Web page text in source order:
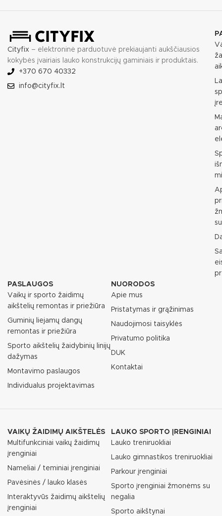
Cityfix – elektroninė parduotuvė prekiaujanti aukščiausios
kokybės įvairiais lauko konstrukcijų gaminiais ir produktais.
+370 670 40332
info@cityfix.lt
PASLAUGOS
Vaikų ir sporto žaidimų
aikštelių remontas ir priežiūra
Guminių liejamų dangų
remontas ir priežiūra
Sporto aikštelių žaidybinių linijų
dažymas
Montavimo paslaugos
Individualus projektavimas
NUORODOS
Apie mus
Pristatymas ir grąžinimas
Naudojimosi taisyklės
Privatumo politika
DUK
Kontaktai
VAIKŲ ŽAIDIMŲ AIKŠTELĖS
Multifunkciniai vaikų žaidimų
įrenginiai
Nameliai / teminiai įrenginiai
Pavėsinės / lauko klasės
Interaktyvūs žaidimų aikštelių
įrenginiai
LAUKO SPORTO ĮRENGINIAI
Lauko treniruokliai
Lauko gimnastikos treniruokliai
Parkour įrenginiai
Sporto įrenginiai žmonėms su
negalia
Sporto aikštynai